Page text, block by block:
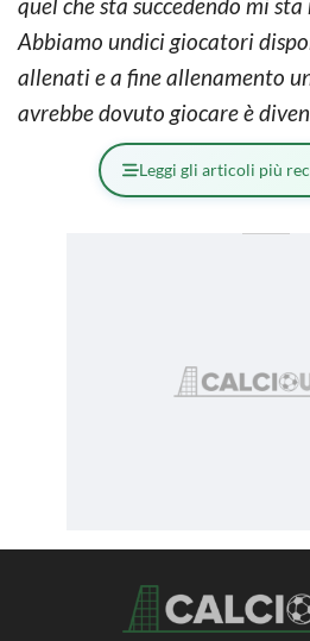
Abbiamo undici giocatori
allenati e a fine allenamento
avrebbe dovuto giocare è
Leggi gli articoli più